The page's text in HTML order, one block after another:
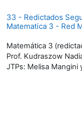
33 - Redictados
Matematica 3 - Red
Matemática 3
Prof. Kudraszow
JTPs: Melisa Mangini